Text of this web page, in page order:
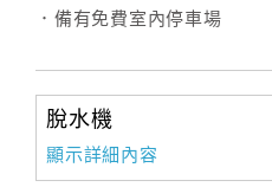
．備有免費室內停車場
脫水機
顯示詳細內容